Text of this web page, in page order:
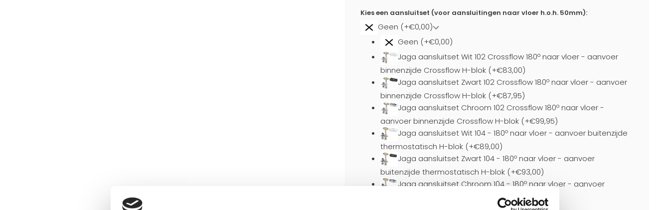
Kies een aansluitset (voor aansluitingen naar vloer h.o.h. 50mm):
Geen (+€0,00)
Geen (+€0,00)
Jaga aansluitset Wit 102 Crossflow 180º naar vloer - aanvoer
binnenzijde Crossflow H-blok (+€83,00)
Jaga aansluitset Zwart 102 Crossflow 180º naar vloer - aanvoer
binnenzijde Crossflow H-blok (+€87,95)
Jaga aansluitset Chroom 102 Crossflow 180º naar vloer -
aanvoer binnenzijde Crossflow H-blok (+€99,95)
Jaga aansluitset Wit 104 - 180º naar vloer - aanvoer buitenzijde
thermostatisch H-blok (+€89,00)
Jaga aansluitset Zwart 104 - 180º naar vloer - aanvoer
buitenzijde thermostatisch H-blok (+€93,00)
Jaga aansluitset Chroom 104 - 180º naar vloer - aanvoer
buitenzijde thermostatisch H-blok (+€107,00)